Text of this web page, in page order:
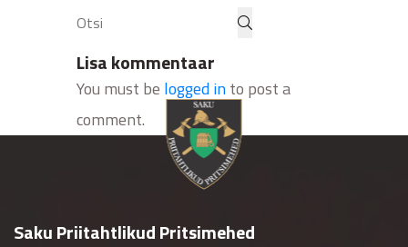
Lisa kommentaar
You must be logged into post a
comment.
Saku Priitahtlikud Pritsimehed